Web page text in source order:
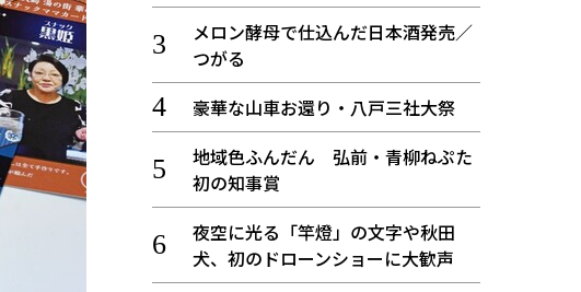
メロン酵母で仕込んだ日本酒発売／
つがる
豪華な山車お還り・八戸三社大祭
地域色ふんだん 弘前・青柳ねぷた
初の知事賞
夜空に光る「竿燈」の文字や秋田
犬、初のドローンショーに大歓声